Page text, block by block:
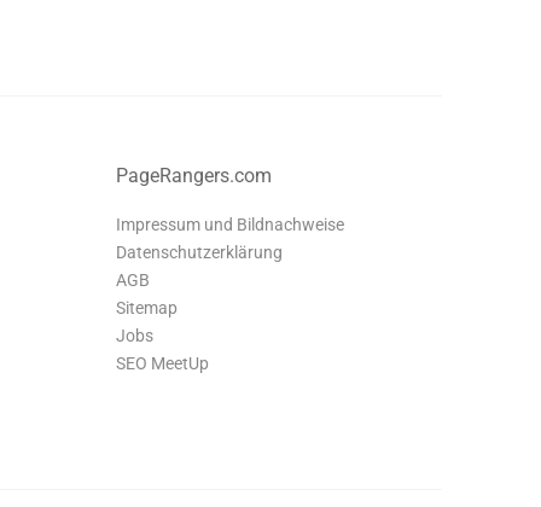
PageRangers.com
Impressum und Bildnachweise
Datenschutzerklärung
AGB
Sitemap
Jobs
SEO MeetUp